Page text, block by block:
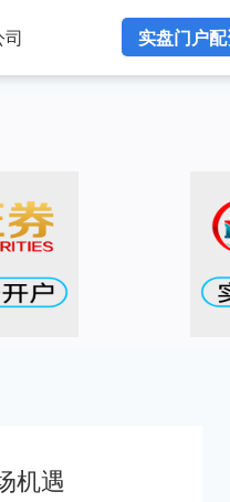
实盘门户
机遇